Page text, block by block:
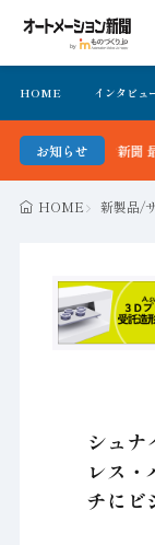
HOME インタビュ
お知らせ
ーション新聞 最新号
HOME 新製品/
シュナ
レス・
チにビ